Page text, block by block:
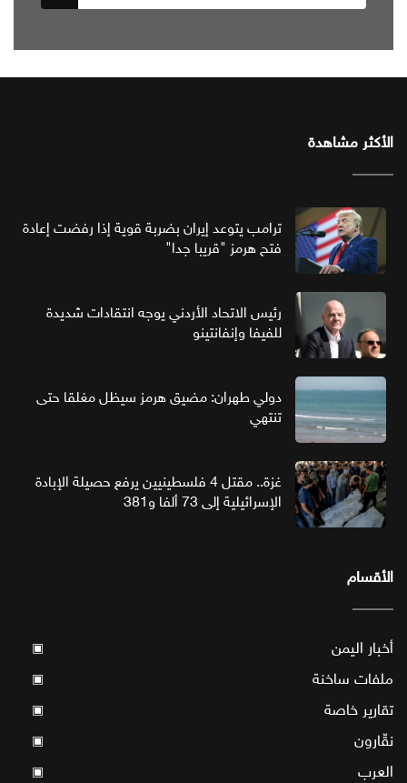
الأكثر مشاهدة
ترامب يتوعد إيران بضربة قوية إذا رفضت إعادة
فتح هرمز "قريبا جدا"
رئيس الاتحاد الأردني يوجه انتقادات شديدة
للفيفا وإنفانتينو
دولي طهران: مضيق هرمز سيظل مغلقا حتى
تنتهي
غزة.. مقتل 4 فلسطينيين يرفع حصيلة الإبادة
الإسرائيلية إلى 73 ألفا و381
الأقسام
أخبار اليمن ▣
ملفات ساخنة ▣
تقارير خاصة ▣
نقّارون ▣
العرب ▣